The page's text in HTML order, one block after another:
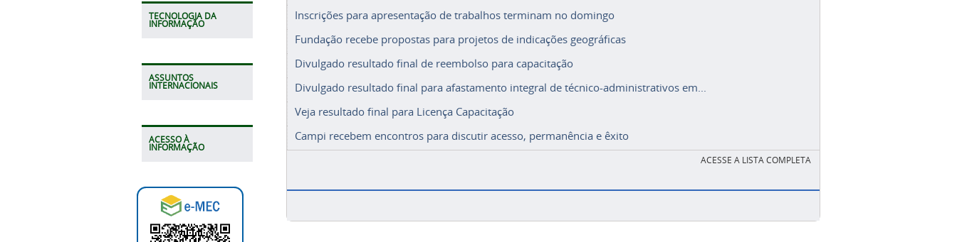
TECNOLOGIA DA
INFORMAÇÃO
ASSUNTOS
INTERNACIONAIS
ACESSO À
INFORMAÇÃO
Inscrições para apresentação de trabalhos terminam no domingo
Fundação recebe propostas para projetos de indicações geográficas
Divulgado resultado final de reembolso para capacitação
Divulgado resultado final para afastamento integral de técnico-administrativos em...
Veja resultado final para Licença Capacitação
Campi recebem encontros para discutir acesso, permanência e êxito
ACESSE A LISTA COMPLETA